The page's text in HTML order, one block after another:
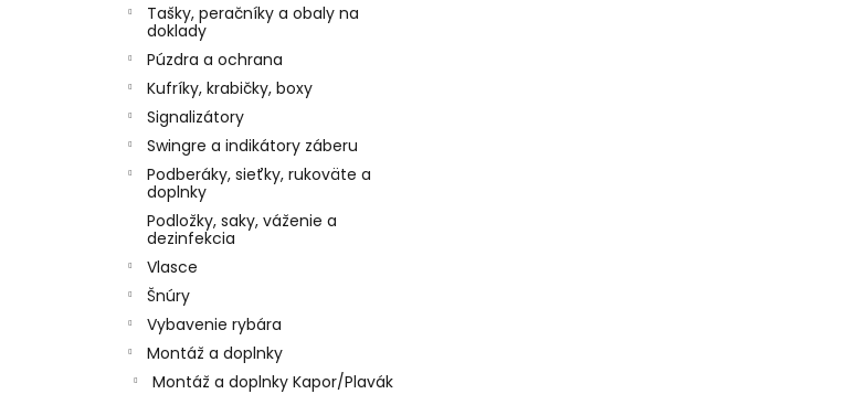
Tašky, peračníky a obaly na
doklady
Púzdra a ochrana
Kufríky, krabičky, boxy
Signalizátory
Swingre a indikátory záberu
Podberáky, sieťky, rukoväte a
doplnky
Podložky, saky, váženie a
dezinfekcia
Vlasce
Šnúry
Vybavenie rybára
Montáž a doplnky
Montáž a doplnky Kapor/Plavák